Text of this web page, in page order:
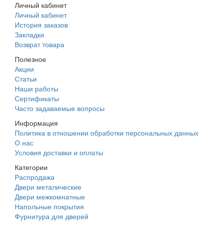
Личный кабинет
Личный кабинет
История заказов
Закладки
Возврат товара
Полезное
Акции
Статьи
Наши работы
Сертификаты
Часто задаваемые вопросы
Информация
Политика в отношении обработки персональных данных
О нас
Условия доставки и оплаты
Категории
Распродажа
Двери металические
Двери межкомнатные
Напольные покрытия
Фурнитура для дверей